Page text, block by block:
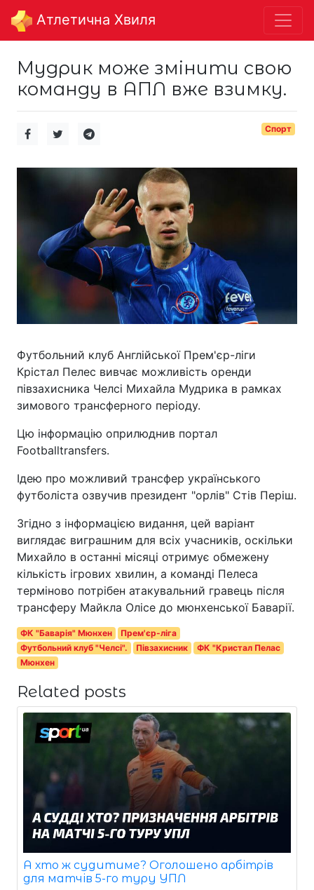
Aтлетична Хвиля
Мудрик може змінити свою
команду в АПЛ вже взимку.
Спорт
Футбольний клуб Англійської Прем'єр-ліги
Крістал Пелес вивчає можливість оренди
півзахисника Челсі Михайла Мудрика в рамках
зимового трансферного періоду.
Цю інформацію оприлюднив портал
Footballtransfers.
Ідею про можливий трансфер українського
футболіста озвучив президент "орлів" Стів Періш.
Згідно з інформацією видання, цей варіант
виглядає виграшним для всіх учасників, оскільки
Михайло в останні місяці отримує обмежену
кількість ігрових хвилин, а команді Пелеса
терміново потрібен атакувальний гравець після
трансферу Майкла Олісе до мюнхенської Баварії.
ФК "Баварія" Мюнхен
Прем'єр-ліга
Футбольний клуб "Челсі".
Півзахисник
ФК "Кристал Пелас
Мюнхен
Related posts
А хто ж судитиме? Оголошено арбітрів
для матчів 5-го туру УПЛ